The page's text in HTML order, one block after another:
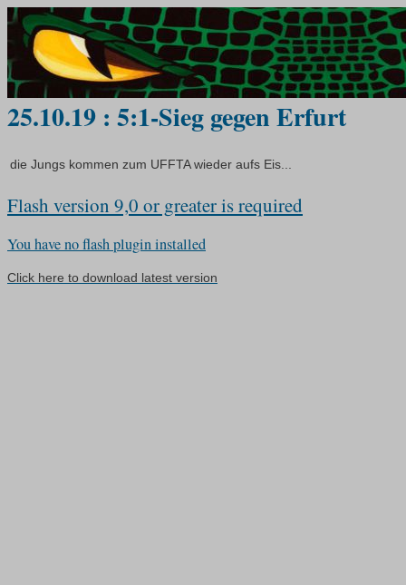
25.10.19 : 5:1-Sieg gegen Erfurt
die Jungs kommen zum UFFTA wieder aufs Eis...
Flash version 9,0 or greater is required
You have no flash plugin installed
Click here to download latest version